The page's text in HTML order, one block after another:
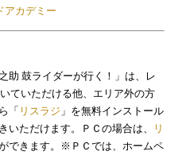
アカデミー
助 鼓ライダーが行く！」は、レ
ていただける他、エリア外の方
「 リスラジ 」を無料インストール
いただけます。ＰＣの場合は、
リ
できます。※ＰＣでは、ホームペ